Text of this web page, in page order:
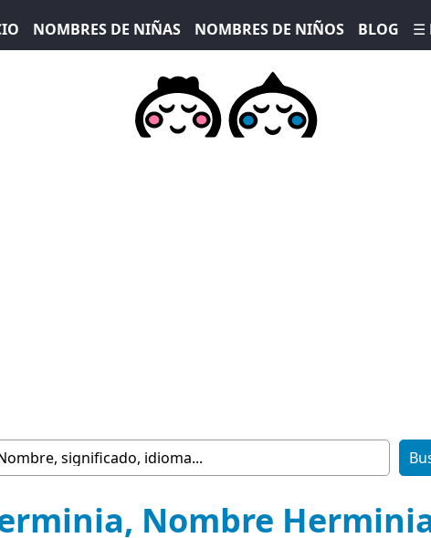
NOMBRES DE NIÑAS NOMBRES DE NIÑOS BLOG ☰
Nombre